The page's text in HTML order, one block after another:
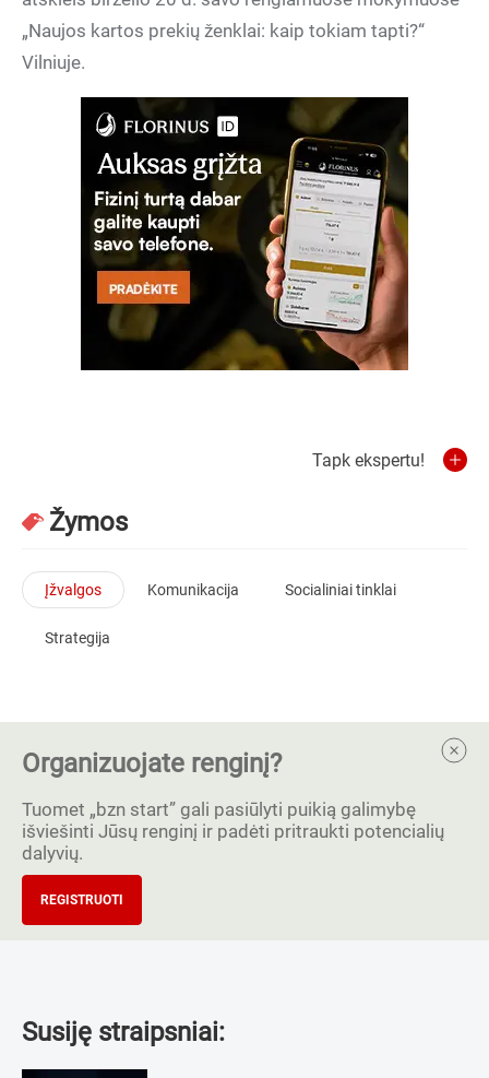
„Naujos kartos prekių ženklai: kaip tokiam tapti?“
Vilniuje.
Tapk ekspertu!
Žymos
Įžvalgos Komunikacija Socialiniai tinklai
Strategija
Organizuojate renginį?
Tuomet „bzn start” gali pasiūlyti puikią galimybę
išviešinti Jūsų renginį ir padėti pritraukti potencialių
dalyvių.
REGISTRUOTI
Susiję straipsniai: